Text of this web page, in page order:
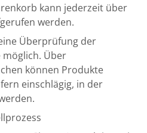
kann jederzeit über
werden.
Überprüfung der
Über
können Produkte
einschlägig, in der